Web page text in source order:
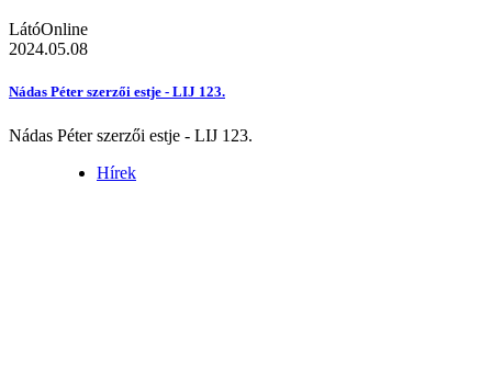
LátóOnline
2024.05.08
Nádas Péter szerzői estje - LIJ 123.
Nádas Péter szerzői estje - LIJ 123.
Hírek